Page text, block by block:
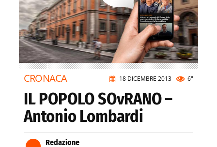
18 DICEMBRE 2013 6"
CRONACA
IL POPOLO SOvRANO –
Antonio Lombardi
Redazione